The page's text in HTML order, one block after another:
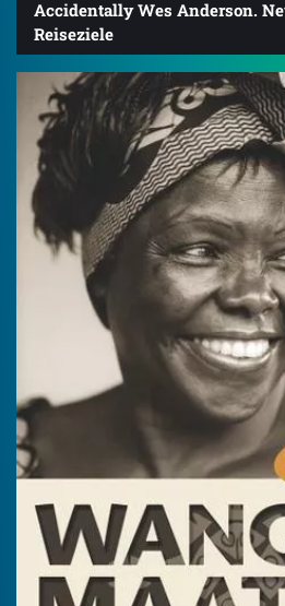
Accidentally Wes Anderson.
Reiseziele